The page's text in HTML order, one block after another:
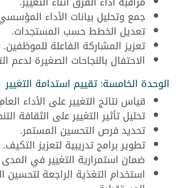
جمع وتحليل بيانات الأداء
تعديل الخطط حسب المستجدات.
تعزيز المشاركة الفاعلة للموظفين.
الاحتفال بالنجاحات الصغيرة لدعم
الوحدة الخامسة: تقييم استدامة التغيير
قياس نتائج التغيير على الأداء
تحليل تأثير التغيير على الثقافة
تحديد فرص التحسين المستمر.
تطوير برامج تدريبية لتعزيز التكيف.
ضمان استمرارية التغيير في
استخدام التغذية الراجعة لتحسين